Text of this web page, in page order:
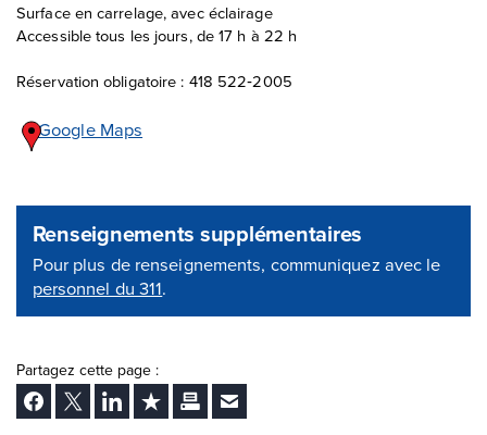
Surface en carrelage, avec éclairage
Accessible tous les jours, de 17 h à 22 h
Réservation obligatoire : 418 522‑2005
Google Maps
Renseignements supplémentaires
Pour plus de renseignements, communiquez avec le
personnel du 311.
Partagez cette page :
Facebook
Twitter LinkedInAjouter aux favoris
ImprimerEnvoyer Ã un ami